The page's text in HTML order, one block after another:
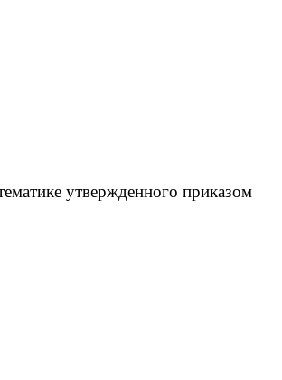
утвержденного приказом